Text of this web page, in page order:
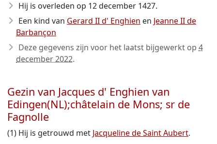
Hij is overleden op 12 december 1427.
Een kind van Gerard II d' Enghien en Jeanne II de
Barbançon
Deze gegevens zijn voor het laatst bijgewerkt op 4
december 2022.
Gezin van Jacques d' Enghien van
Edingen(NL);châtelain de Mons; sr de
Fagnolle
(1) Hij is getrouwd met Jacqueline de Saint Aubert.